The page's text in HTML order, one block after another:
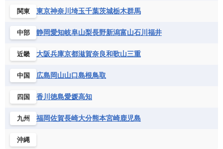
ベルギー
ボスニア・ヘルツェゴビナ
モナコ公国
モルドバ
モンテネグロ
ラトビア
リトアニア
リヒテンシュタイン
北マケドニア
セントビンセント及びグレナディーン諸島
セントルシア
チリ
トリニダード・トバゴ
ドミニカ共和国
ニカラグア共和国
ハイチ共和国
バルバドス
パナマ
フランス領ギアナ
ベネズエラ
ベリーズ
ボリビア
メキシコ
コンゴ共和国
コンゴ民主共和国
コートジボワール
サントメ・プリンシペ民主共和国
ザンビア共和国
シエラレオネ共和国
ジブチ共和国
ジンバブエ
セントヘレナ諸島
セーシェル
チュニジア
ナミビア
ニジェール
ブルキナファソ
マダガスカル
関東 東京神奈川 埼玉千葉茨城栃木群馬
中部 静岡愛知岐阜山梨長野新潟富山石川 福井
近畿 大阪兵庫京都滋賀奈良和歌山三重
中国 広島岡山山口島根鳥取
四国 香川 徳島愛媛高知
九州 福岡佐賀長崎大分熊本宮崎鹿児島
沖縄